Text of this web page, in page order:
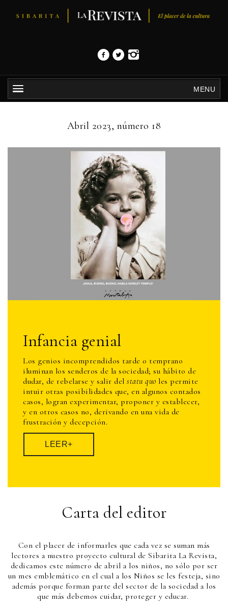
MENU
Abril 2023, número 18
Infancia genial
Los genios incomprendidos tarde o temprano
iluminan los senderos de la sociedad; su hábito de
dudar, de rebelarse y salir del statu quo les permite
intuir otras posibilidades que, en algunos contados
casos, logran experimentar, proponer y establecer,
y en otros casos no, derivando en una vida de
frustración y decepción.
LEER+
Carta del editor
Con el placer de informarles que cada vez se suman más
lectores a nuestro proyecto cultural de Sibarita La Revista,
dedicamos este número de abril a los niños, no sólo por ser
un mes emblemático en el cual a los Niños se les festeja, sino
además porque forman parte del sector de la sociedad a los
que más debemos cuidar, proteger y educar.